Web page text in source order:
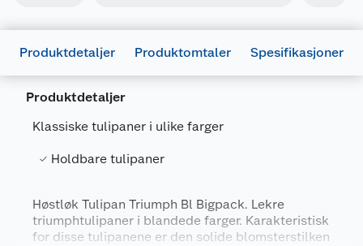
Produktdetaljer Produktomtaler Spesifikasjoner
Produktdetaljer
Klassiske tulipaner i ulike farger
Holdbare tulipaner
Høstløk Tulipan Triumph Bl Bigpack. Lekre
triumphtulipaner i blandede farger. Karakteristisk
for disse tulipanene er den solide blomsterstilken
Leverandørens artikkelnummer
4620